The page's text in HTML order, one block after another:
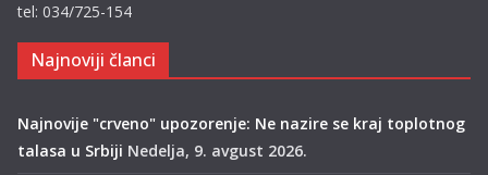
tel: 034/725-154
Najnoviji članci
Najnovije "crveno" upozorenje: Ne nazire se kraj toplotnog
talasa u Srbiji Nedelja, 9. avgust 2026.